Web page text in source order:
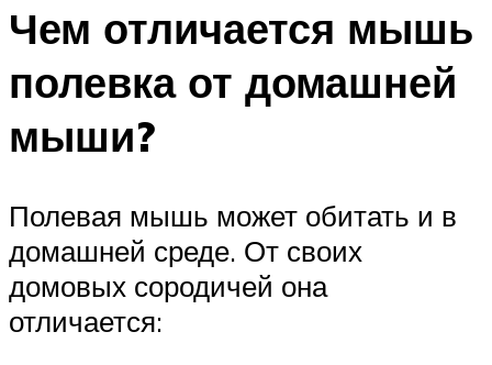
Чем отличается мышь
полевка от домашней
мыши?
Полевая мышь может обитать и в
домашней среде. От своих
домовых сородичей она
отличается: